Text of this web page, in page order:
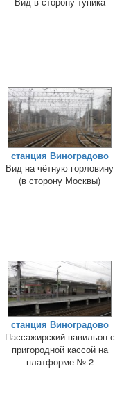
станция Виноградово
Вид на чётную горловину
(в сторону Москвы)
станция Виноградово
Пассажирский павильон с
пригородной кассой на
платформе № 2